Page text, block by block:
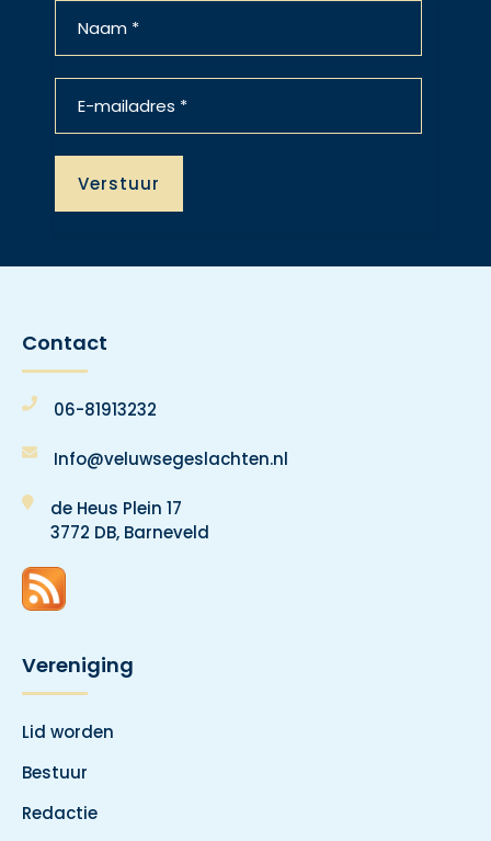
Contact
06-81913232
Info@veluwsegeslachten.nl
de Heus Plein 17
3772 DB, Barneveld
Vereniging
Lid worden
Bestuur
Redactie